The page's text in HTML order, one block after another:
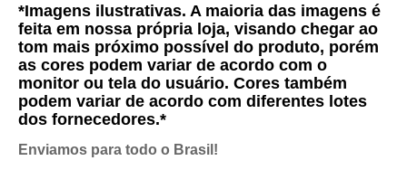
*Imagens ilustrativas. A maioria das imagens é
feita em nossa própria loja, visando chegar ao
tom mais próximo possível do produto, porém
as cores podem variar de acordo com o
monitor ou tela do usuário. Cores também
podem variar de acordo com diferentes lotes
dos fornecedores.*
Enviamos para todo o Brasil!